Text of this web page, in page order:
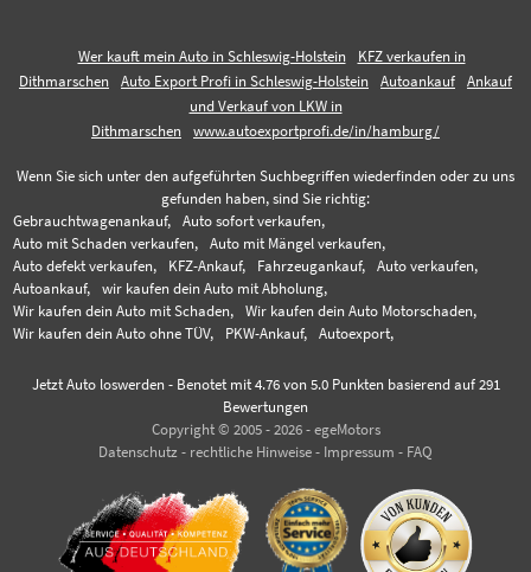
Wer kauft mein Auto in Schleswig-Holstein
KFZ verkaufen in
Dithmarschen
Auto Export Profi in Schleswig-Holstein Autoankauf
Ankauf
und Verkauf von LKW in
Dithmarschen
www.autoexportprofi.de/in/hamburg/
Wenn Sie sich unter den aufgeführten Suchbegriffen wiederfinden oder zu uns
gefunden haben, sind Sie richtig:
Gebrauchtwagenankauf,
Auto sofort verkaufen,
Auto mit Schaden verkaufen,
Auto mit Mängel verkaufen,
Auto defekt verkaufen,
KFZ-Ankauf, Fahrzeugankauf,
Auto verkaufen,
Autoankauf,
wir kaufen dein Auto mit Abholung,
Wir kaufen dein Auto mit Schaden,
Wir kaufen dein Auto Motorschaden,
Wir kaufen dein Auto ohne TÜV,
PKW-Ankauf, Autoexport,
Jetzt Auto loswerden- Benotet mit 4.76von 5.0 Punkten basierend auf 291
Bewertungen
Copyright © 2005 - 2026 - egeMotors
Datenschutz - rechtliche Hinweise - Impressum - FAQ